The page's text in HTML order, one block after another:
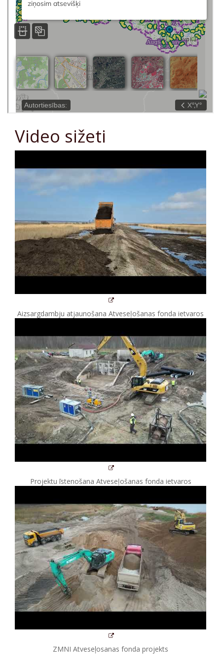
Video sižeti
Aizsargdambju atjaunošana Atveseļošanas fonda ietvaros
Projektu īstenošana Atveseļošanas fonda ietvaros
ZMNI Atveseļosanas fonda projekts